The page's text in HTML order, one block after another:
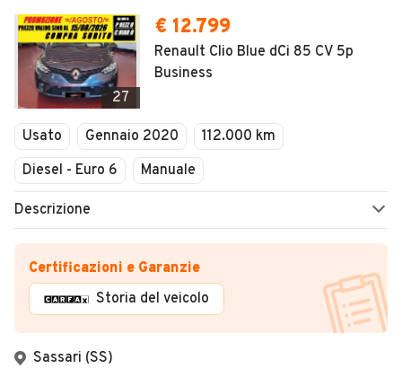
27
€ 12.799
Renault Clio Blue dCi 85 CV 5p
Business
Usato Gennaio 2020
112.000 km
Diesel - Euro 6
Manuale
Descrizione
Certificazioni e Garanzie
Storia del veicolo
Sassari (SS)